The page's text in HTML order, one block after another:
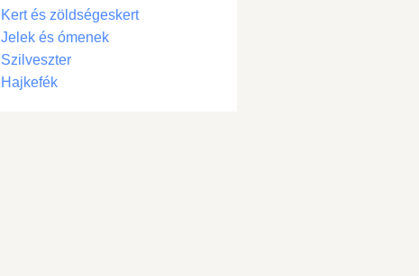
Kert és zöldségeskert
Jelek és ómenek
Szilveszter
Hajkefék